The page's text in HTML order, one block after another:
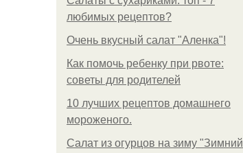
любимых рецептов?
Очень вкусный салат "Аленка"!
Как помочь ребенку при рвоте:
советы для родителей
10 лучших рецептов домашнего
мороженого.
Салат из огурцов на зиму "Зимний